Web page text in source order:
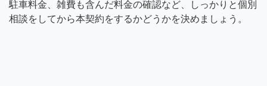
駐車料金、雑費も含んだ料金の確認など、しっかりと個別
相談をしてから本契約をするかどうかを決めましょう。